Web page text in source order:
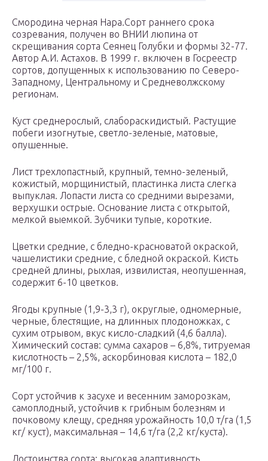
Смородина черная Нара.Сорт раннего срока
созревания, получен во ВНИИ люпина от
скрещивания сорта Сеянец Голубки и формы 32-77.
Автор А.И. Астахов. В 1999 г. включен в Госреестр
сортов, допущенных к использованию по Северо-
Западному, Центральному и Средневолжскому
регионам.
Куст среднерослый, слабораскидистый. Растущие
побеги изогнутые, светло-зеленые, матовые,
опушенные.
Лист трехлопастный, крупный, темно-зеленый,
кожистый, морщинистый, пластинка листа слегка
выпуклая. Лопасти листа со средними вырезами,
верхушки острые. Основание листа с открытой,
мелкой выемкой. Зубчики тупые, короткие.
Цветки средние, с бледно-красноватой окраской,
чашелистики средние, с бледной окраской. Кисть
средней длины, рыхлая, извилистая, неопушенная,
содержит 6-10 цветков.
Ягоды крупные (1,9-3,3 г), округлые, одномерные,
черные, блестящие, на длинных плодоножках, с
сухим отрывом, вкус кисло-сладкий (4,6 балла).
Химический состав: сумма сахаров – 6,8%, титруемая
кислотность – 2,5%, аскорбиновая кислота – 182,0
мг/100 г.
Сорт устойчив к засухе и весенним заморозкам,
самоплодный, устойчив к грибным болезням и
почковому клещу, средняя урожайность 10,0 т/га (1,5
кг/ куст), максимальная – 14,6 т/га (2,2 кг/куста).
Достоинства сорта: высокая адаптивность,